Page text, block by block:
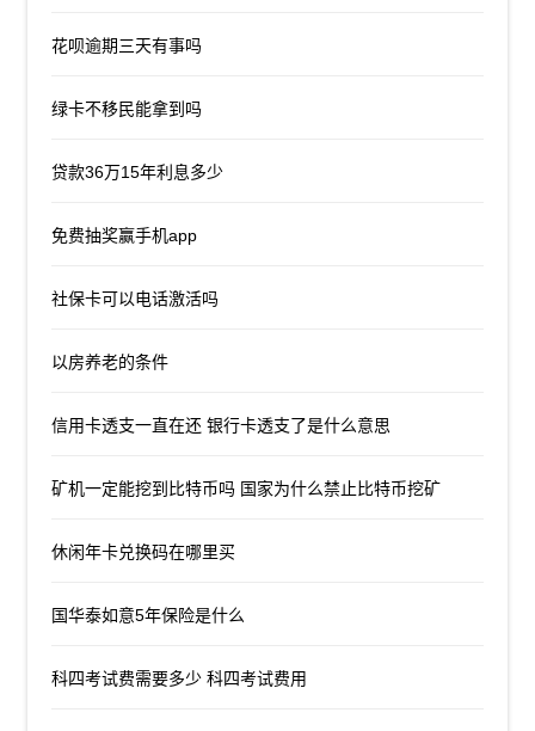
花呗逾期三天有事吗
绿卡不移民能拿到吗
贷款36万15年利息多少
免费抽奖赢手机app
社保卡可以电话激活吗
以房养老的条件
信用卡透支一直在还 银行卡透支了是什么意思
矿机一定能挖到比特币吗 国家为什么禁止比特币挖矿
休闲年卡兑换码在哪里买
国华泰如意5年保险是什么
科四考试费需要多少 科四考试费用